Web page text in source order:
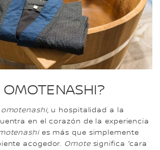
OMOTENASHI?
omotenashi, u hospitalidad a la
en el corazón de la experiencia
es más que simplemente
acogedor. Omotesignifica “cara